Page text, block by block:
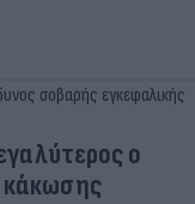
ο
κάκωσης